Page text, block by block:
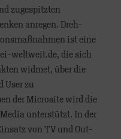
zugespitzten
anregen. Dreh-
ist eine
weltweit.de, die sich
widmet, über die
User zu
der Microsite wird die
unterstützt. In der
von TV und Out-